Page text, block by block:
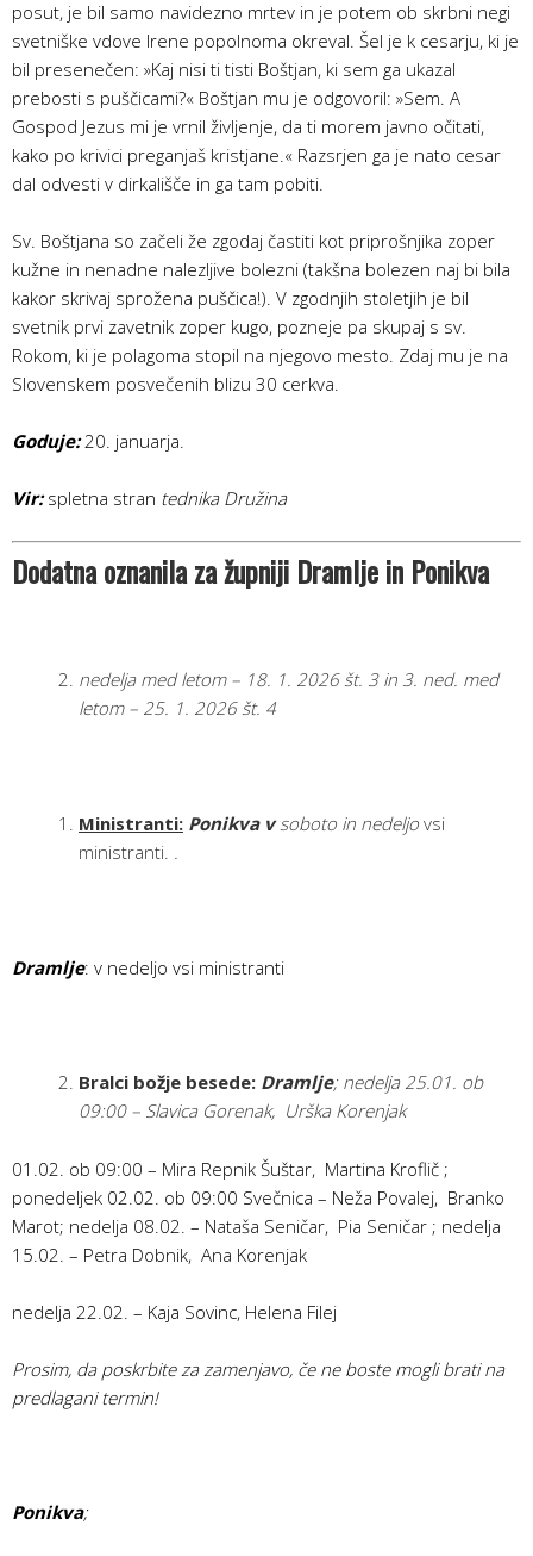
posut, je bil samo navidezno mrtev in je potem ob skrbni negi
svetniške vdove Irene popolnoma okreval. Šel je k cesarju, ki je
bil presenečen: »Kaj nisi ti tisti Boštjan, ki sem ga ukazal
prebosti s puščicami?« Boštjan mu je odgovoril: »Sem. A
Gospod Jezus mi je vrnil življenje, da ti morem javno očitati,
kako po krivici preganjaš kristjane.« Razsrjen ga je nato cesar
dal odvesti v dirkališče in ga tam pobiti.
Sv. Boštjana so začeli že zgodaj častiti kot priprošnjika zoper
kužne in nenadne nalezljive bolezni (takšna bolezen naj bi bila
kakor skrivaj sprožena puščica!). V zgodnjih stoletjih je bil
svetnik prvi zavetnik zoper kugo, pozneje pa skupaj s sv.
Rokom, ki je polagoma stopil na njegovo mesto. Zdaj mu je na
Slovenskem posvečenih blizu 30 cerkva.
Goduje:20. januarja.
Vir:spletna stran tednika Družina
Dodatna oznanila za župniji Dramlje in Ponikva
nedelja med letom – 18. 1. 2026 št. 3 in 3. ned. med
letom – 25. 1. 2026 št. 4
Ministranti: Ponikva vsoboto in nedeljo vsi
ministranti. .
Dramlje: v nedeljo vsi ministranti
Bralci božje besede: Dramlje; nedelja 25.01. ob
09:00 – Slavica Gorenak, Urška Korenjak
01.02. ob 09:00 – Mira Repnik Šuštar, Martina Kroflič ;
ponedeljek 02.02. ob 09:00 Svečnica – Neža Povalej, Branko
Marot; nedelja 08.02. – Nataša Seničar, Pia Seničar ; nedelja
15.02. – Petra Dobnik, Ana Korenjak
nedelja 22.02. – Kaja Sovinc, Helena Filej
Prosim, da poskrbite za zamenjavo, če ne boste mogli brati na
predlagani termin!
Ponikva;